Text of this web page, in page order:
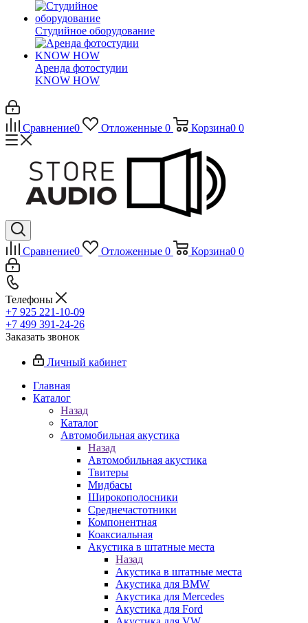
Студийное оборудование
Аренда фотостудии
KNOW HOW
Сравнение0 Отложенные 0 Корзина0 0
Сравнение0 Отложенные 0 Корзина0 0
Телефоны
+7 925 221-10-09
+7 499 391-24-26
Заказать звонок
Личный кабинет
Главная
Каталог
Назад
Каталог
Автомобильная акустика
Назад
Автомобильная акустика
Твитеры
Мидбасы
Широкополосники
Среднечастотники
Компонентная
Коаксиальная
Акустика в штатные места
Назад
Акустика в штатные места
Акустика для BMW
Акустика для Mercedes
Акустика для Ford